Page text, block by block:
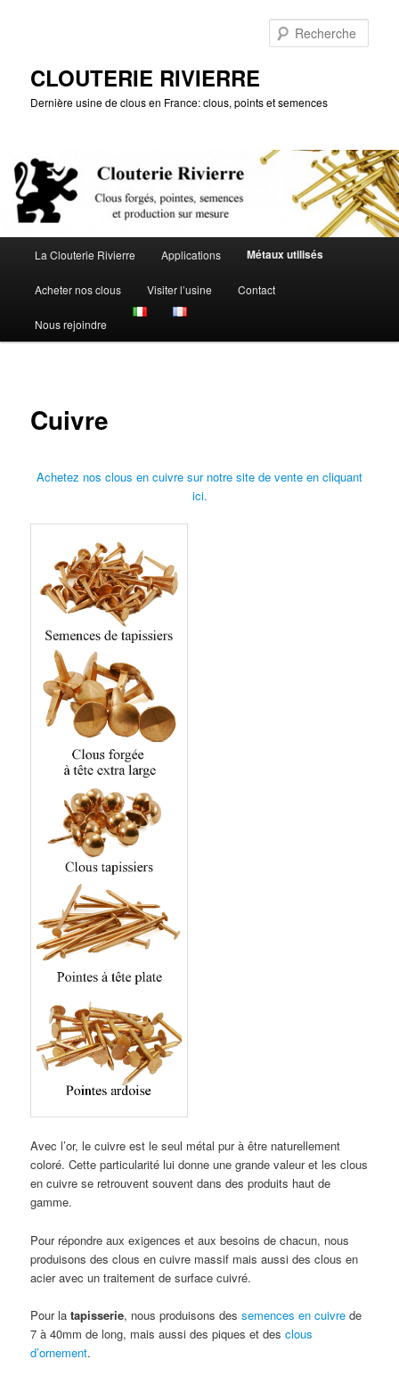
CLOUTERIE RIVIERRE
Dernière usine de clous en France: clous, points et semences
La Clouterie Rivierre Applications Métaux utilisés
Acheter nos clous Visiter l’usine Contact
Nous rejoindre
Cuivre
Achetez nos clous en cuivre sur notre site de vente en cliquant
ici.
Avec l’or, le cuivre est le seul métal pur à être naturellement
coloré. Cette particularité lui donne une grande valeur et les clous
en cuivre se retrouvent souvent dans des produits haut de
gamme.
Pour répondre aux exigences et aux besoins de chacun, nous
produisons des clous en cuivre massif mais aussi des clous en
acier avec un traitement de surface cuivré.
Pour latapisserie, nous produisons dessemences en cuivre de
7 à 40mm de long, mais aussi des piques et desclous
d’ornement.